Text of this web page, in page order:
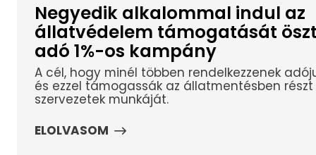
Negyedik alkalommal indul az
állatvédelem támogatását
adó 1%-os kampány
A cél, hogy minél többen rendelkezzenek
és ezzel támogassák az állatmentésben
szervezetek munkáját.
ELOLVASOM